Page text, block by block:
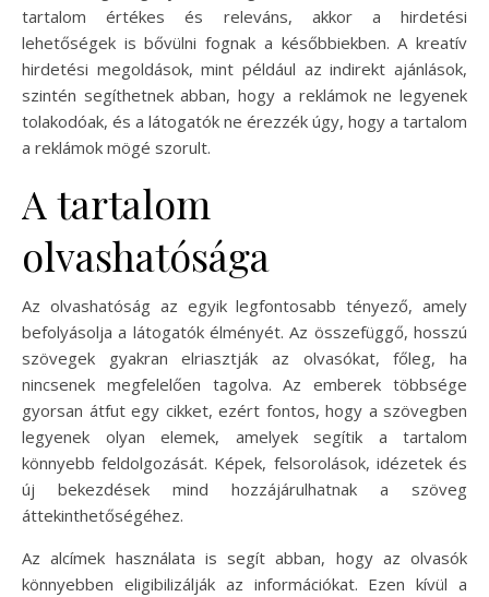
tartalom értékes és releváns, akkor a hirdetési
lehetőségek is bővülni fognak a későbbiekben. A kreatív
hirdetési megoldások, mint például az indirekt ajánlások,
szintén segíthetnek abban, hogy a reklámok ne legyenek
tolakodóak, és a látogatók ne érezzék úgy, hogy a tartalom
a reklámok mögé szorult.
A tartalom
olvashatósága
Az olvashatóság az egyik legfontosabb tényező, amely
befolyásolja a látogatók élményét. Az összefüggő, hosszú
szövegek gyakran elriasztják az olvasókat, főleg, ha
nincsenek megfelelően tagolva. Az emberek többsége
gyorsan átfut egy cikket, ezért fontos, hogy a szövegben
legyenek olyan elemek, amelyek segítik a tartalom
könnyebb feldolgozását. Képek, felsorolások, idézetek és
új bekezdések mind hozzájárulhatnak a szöveg
áttekinthetőségéhez.
Az alcímek használata is segít abban, hogy az olvasók
könnyebben eligibilizálják az információkat. Ezen kívül a